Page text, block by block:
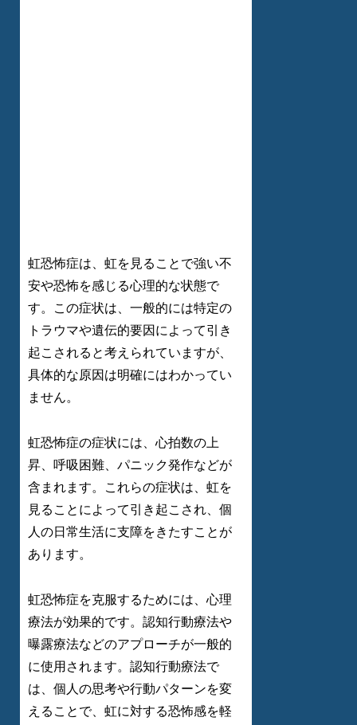
虹恐怖症は、虹を見ることで強い不
安や恐怖を感じる心理的な状態で
す。この症状は、一般的には特定の
トラウマや遺伝的要因によって引き
起こされると考えられていますが、
具体的な原因は明確にはわかってい
ません。
虹恐怖症の症状には、心拍数の上
昇、呼吸困難、パニック発作などが
含まれます。これらの症状は、虹を
見ることによって引き起こされ、個
人の日常生活に支障をきたすことが
あります。
虹恐怖症を克服するためには、心理
療法が効果的です。認知行動療法や
曝露療法などのアプローチが一般的
に使用されます。認知行動療法で
は、個人の思考や行動パターンを変
えることで、虹に対する恐怖感を軽